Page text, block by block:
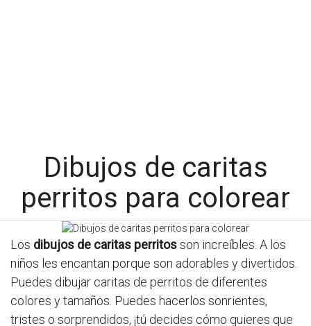
Dibujos de caritas
perritos para colorear
Los dibujos de caritas perritosson increíbles. A los
niños les encantan porque son adorables y divertidos.
Puedes dibujar caritas de perritos de diferentes
colores y tamaños. Puedes hacerlos sonrientes,
tristes o sorprendidos, ¡tú decides cómo quieres que